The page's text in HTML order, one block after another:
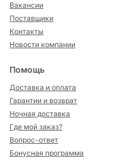
Вакансии
Поставщики
Контакты
Новости компании
Помощь
Доставка и оплата
Гарантии и возврат
Ночная доставка
Где мой заказ?
Вопрос-ответ
Бонусная программа